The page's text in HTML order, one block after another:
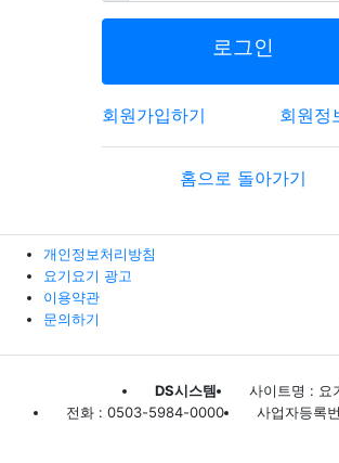
로그인
회원가입하기 회원정
홈으로 돌아가기
개인정보처리방침
요기요기 광고
이용약관
문의하기
DS시스템
사이트명 : 요
전화 : 0503-5984-0000
사업자등록